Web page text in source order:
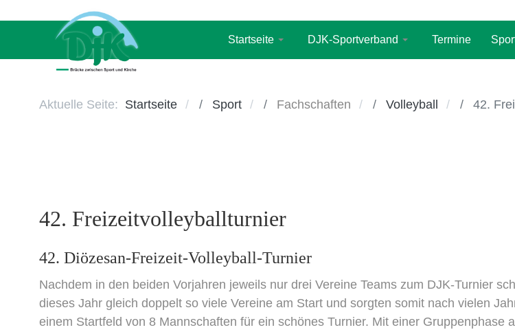
Startseite DJK-Sportverband Termine
Aktuelle Seite: Startseite Sport Fachschaften Volleyball 42.
42. Freizeitvolleyballturnier
42. Diözesan-Freizeit-Volleyball-Turnier
Nachdem in den beiden Vorjahren jeweils nur drei Vereine Teams zum DJK-Turnier
dieses Jahr gleich doppelt so viele Vereine am Start und sorgten somit nach vielen
einem Startfeld von 8 Mannschaften für ein schönes Turnier. Mit einer Gruppenphase